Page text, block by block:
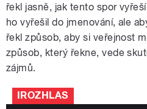
řekl jasně, jak tento spor
ho vyřešil do jmenování, ale
řekl způsob, aby si veřejnost
způsob, který řekne, vede
zájmů.
IROZHLAS